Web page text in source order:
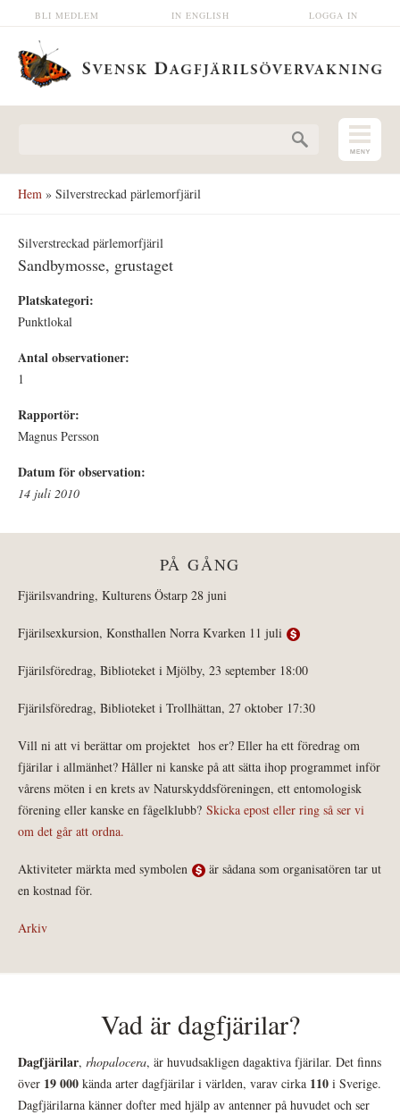
Hoppa till huvudinnehåll LOGGA IN
IN ENGLISH
BLI MEDLEM
Hem » Silverstreckad pärlemorfjäril
Silverstreckad pärlemorfjäril
Sandbymosse, grustaget
Platskategori:
Punktlokal
Antal observationer:
1
Rapportör:
Magnus Persson
Datum för observation:
14 juli 2010
PÅ GÅNG
Fjärilsvandring, Kulturens Östarp 28 juni
Fjärilsexkursion, Konsthallen Norra Kvarken 11 juli
Fjärilsföredrag, Biblioteket i Mjölby, 23 september 18:00
Fjärilsföredrag, Biblioteket i Trollhättan, 27 oktober 17:30
Vill ni att vi berättar om projektet hos er? Eller ha ett föredrag om
fjärilar i allmänhet? Håller ni kanske på att sätta ihop programmet inför
vårens möten i en krets av Naturskyddsföreningen, ett entomologisk
förening eller kanske en fågelklubb? Skicka epost eller ring så ser vi
om det går att ordna.
Aktiviteter märkta med symbolen
är sådana som organisatören tar ut
en kostnad för.
Arkiv
Vad är dagfjärilar?
Dagfjärilar, rhopalocera, är huvudsakligen dagaktiva fjärilar. Det finns
över 19 000 kända arter dagfjärilar i världen, varav cirka 110 i Sverige.
Dagfjärilarna känner dofter med hjälp av antenner på huvudet och ser